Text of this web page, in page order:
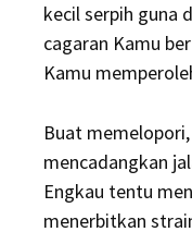
kecil serpih guna
cagaran Kamu
Kamu
Buat
mencadangkan
Engkau tentu
menerbitkan